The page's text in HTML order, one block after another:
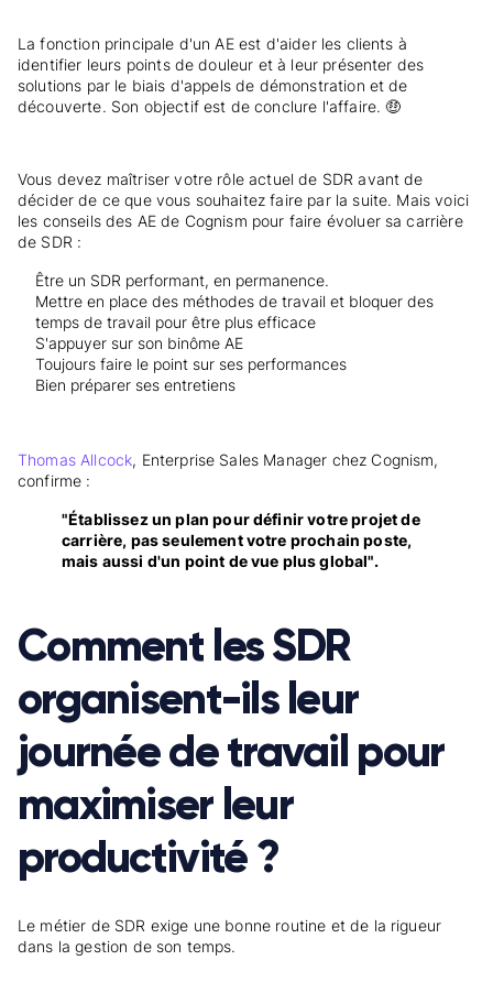
La fonction principale d'un AE est d'aider les clients à
identifier leurs points de douleur et à leur présenter des
solutions par le biais d'appels de démonstration et de
découverte. Son objectif est de conclure l'affaire. 🤑
Vous devez maîtriser votre rôle actuel de SDR avant de
décider de ce que vous souhaitez faire par la suite. Mais voici
les conseils des AE de Cognism pour faire évoluer sa carrière
de SDR :
Être un SDR performant, en permanence.
Mettre en place des méthodes de travail et bloquer des
temps de travail pour être plus efficace
S'appuyer sur son binôme AE
Toujours faire le point sur ses performances
Bien préparer ses entretiens
Thomas Allcock, Enterprise Sales Manager chez Cognism,
confirme :
"Établissez un plan pour définir votre projet de
carrière, pas seulement votre prochain poste,
mais aussi d'un point de vue plus global".
Comment les SDR
organisent-ils leur
journée de travail pour
maximiser leur
productivité ?
Le métier de SDR exige une bonne routine et de la rigueur
dans la gestion de son temps.